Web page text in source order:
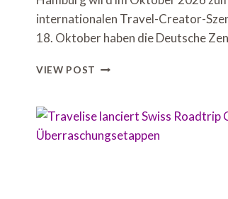
internationalen Travel-Creator-
18. Oktober haben die Deutsche
VIEW POST DZT
TOURISMUS
TRAVEL